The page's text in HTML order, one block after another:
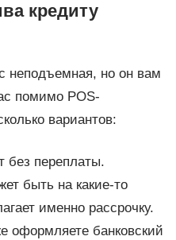
кредиту
неподъемная, но он вам
помимо POS-
вариантов:
без переплаты.
быть на какие-то
именно рассрочку.
оформляете банковский